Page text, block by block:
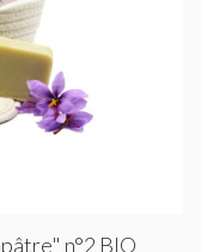
n°2 BIO